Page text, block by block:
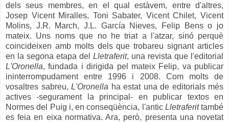
dels seus membres, en el qual estàvem, entre d'altres,
Josep Vicent Miralles, Toni Sabater, Vicent Chilet, Vicent
Molins, J.R. March, J.L. García Nieves, Felip Bens o jo
mateix. Uns noms que no he triat a l'atzar, sinó perquè
coincideixen amb molts dels que trobareu signant articles
en la segona etapa del Lletraferit, una revista que l'editorial
L'Oronella, fundada i dirigida pel mateix Felip, va publicar
ininterrompudament entre 1996 i 2008. Com molts de
vosaltres sabreu, L'Oronella ha estat una de editorials més
actives -segurament la principal- en publicar textos en
Normes del Puig i, en conseqüència, l'antic Lletraferittambé
es feia en eixa normativa. Ara, però, presenta una novetat